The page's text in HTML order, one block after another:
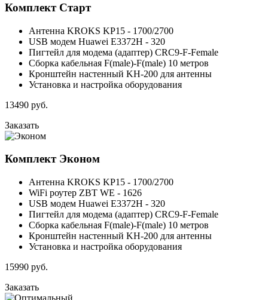
Комплект Старт
Антенна KROKS KP15 - 1700/2700
USB модем Huawei E3372H - 320
Пигтейл для модема (адаптер) CRC9-F-Female
Сборка кабельная F(male)-F(male) 10 метров
Кронштейн настенный KH-200 для антенны
Установка и настройка оборудования
13490 руб.
Заказать
Комплект Эконом
Антенна KROKS KP15 - 1700/2700
WiFi роутер ZBT WE - 1626
USB модем Huawei E3372H - 320
Пигтейл для модема (адаптер) CRC9-F-Female
Сборка кабельная F(male)-F(male) 10 метров
Кронштейн настенный KH-200 для антенны
Установка и настройка оборудования
15990 руб.
Заказать